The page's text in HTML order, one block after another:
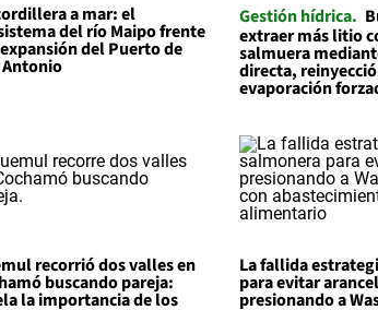
a mar: el
del río Maipo frente
del Puerto de
Antonio
Gestión hídrica
extraer más litio
salmuera
directa,
evaporación
recorrió dos valles en
buscando pareja:
la importancia de los
La fallida
para evitar arancel
presionando a